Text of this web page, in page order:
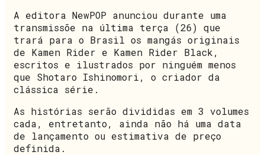
A editora NewPOP anunciou durante uma
transmissõe na última terça (26) que
trará para o Brasil os mangás originais
de Kamen Rider e Kamen Rider Black,
escritos e ilustrados por ninguém menos
que Shotaro Ishinomori, o criador da
clássica série.
As histórias serão divididas em 3 volumes
cada, entretanto, ainda não há uma data
de lançamento ou estimativa de preço
definida.